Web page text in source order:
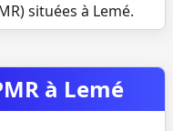
situées à Lemé.
à Lemé